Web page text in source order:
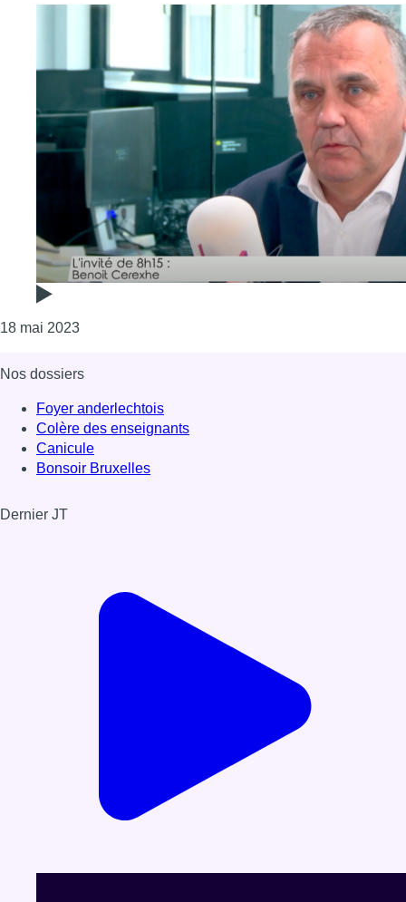
18 mai 2023Consulter l'article "Bonjour Bruxelles : “Je
Nos dossiers
Foyer anderlechtois
Colère des enseignants
Canicule
Bonsoir Bruxelles
Dernier JT